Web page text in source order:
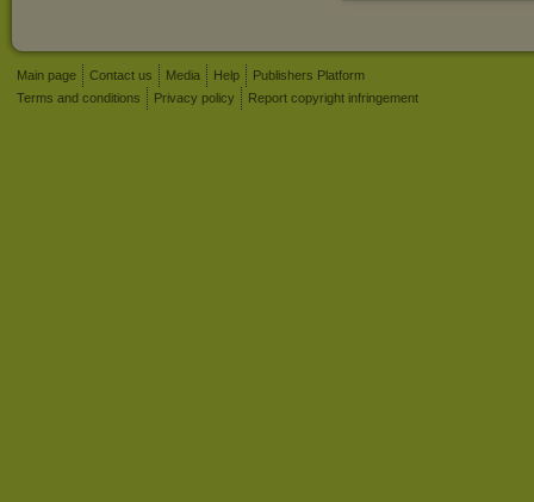
Main page Contact us Media Help
Publishers Platform
Terms and conditions
Privacy policy Report copyright infringement